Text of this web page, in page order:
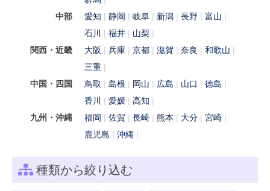
中部
愛知 静岡 岐阜 新潟 長野
富山
石川
福井
山梨
関西・近畿
大阪 兵庫 京都 滋賀 奈良
和歌山
三重
中国・四国
鳥取 島根 岡山 広島 山口
徳島
香川
愛媛
高知
九州・沖縄
福岡 佐賀 長崎 熊本 大分
宮崎
鹿児島
沖縄
種類から絞り込む